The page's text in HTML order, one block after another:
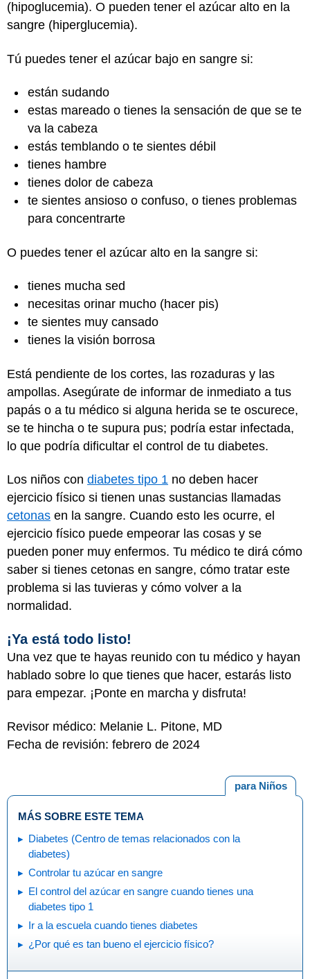
(hipoglucemia). O pueden tener el azúcar alto en la
sangre (hiperglucemia).
Tú puedes tener el azúcar bajo en sangre si:
están sudando
estas mareado o tienes la sensación de que se te
va la cabeza
estás temblando o te sientes débil
tienes hambre
tienes dolor de cabeza
te sientes ansioso o confuso, o tienes problemas
para concentrarte
O puedes tener el azúcar alto en la sangre si:
tienes mucha sed
necesitas orinar mucho (hacer pis)
te sientes muy cansado
tienes la visión borrosa
Está pendiente de los cortes, las rozaduras y las
ampollas. Asegúrate de informar de inmediato a tus
papás o a tu médico si alguna herida se te oscurece,
se te hincha o te supura pus; podría estar infectada,
lo que podría dificultar el control de tu diabetes.
Los niños con diabetes tipo 1 no deben hacer
ejercicio físico si tienen unas sustancias llamadas
cetonas en la sangre. Cuando esto les ocurre, el
ejercicio físico puede empeorar las cosas y se
pueden poner muy enfermos. Tu médico te dirá cómo
saber si tienes cetonas en sangre, cómo tratar este
problema si las tuvieras y cómo volver a la
normalidad.
¡Ya está todo listo!
Una vez que te hayas reunido con tu médico y hayan
hablado sobre lo que tienes que hacer, estarás listo
para empezar. ¡Ponte en marcha y disfruta!
Revisor médico: Melanie L. Pitone, MD
Fecha de revisión: febrero de 2024
para Niños
MÁS SOBRE ESTE TEMA
Diabetes (Centro de temas relacionados con la
diabetes)
Controlar tu azúcar en sangre
El control del azúcar en sangre cuando tienes una
diabetes tipo 1
Ir a la escuela cuando tienes diabetes
¿Por qué es tan bueno el ejercicio físico?